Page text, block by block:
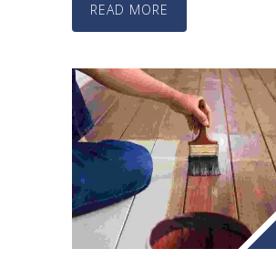
READ MORE